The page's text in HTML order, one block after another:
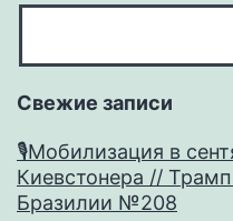
Свежие записи
🎙Мобилизация в
Киевстонера //
Бразилии №208